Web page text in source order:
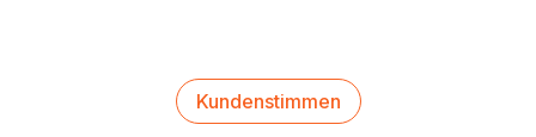
Kundenstimmen